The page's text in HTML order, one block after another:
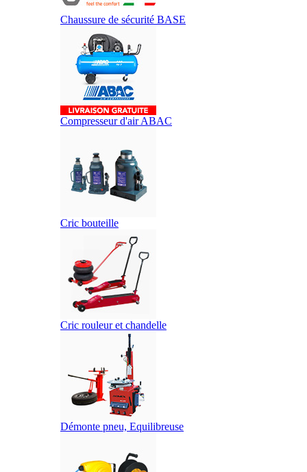
Chaussure de sécurité BASE
Compresseur d'air ABAC
Cric bouteille
Cric rouleur et chandelle
Démonte pneu, Equilibreuse